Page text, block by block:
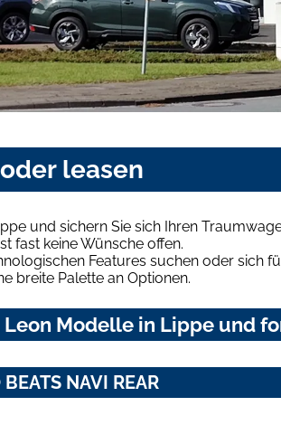
leasen
und sichern Sie sich Ihren
fast keine Wünsche offen.
Features suchen oder sich
breite Palette an Optionen.
Modelle in Lippe und
NAVI REAR